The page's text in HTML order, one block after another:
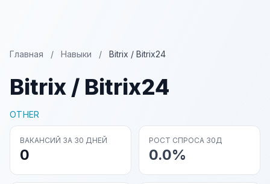
Главная / Навыки / Bitrix / Bitrix24
Bitrix / Bitrix24
OTHER
ВАКАНСИЙ ЗА 30 ДНЕЙ
0
РОСТ СПРОСА 30Д
0.0%